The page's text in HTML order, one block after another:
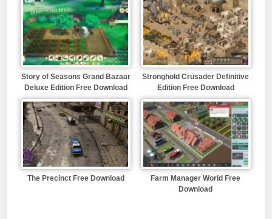
Story of Seasons Grand Bazaar
Deluxe Edition Free Download
Stronghold Crusader Definitive
Edition Free Download
The Precinct Free Download
Farm Manager World Free
Download